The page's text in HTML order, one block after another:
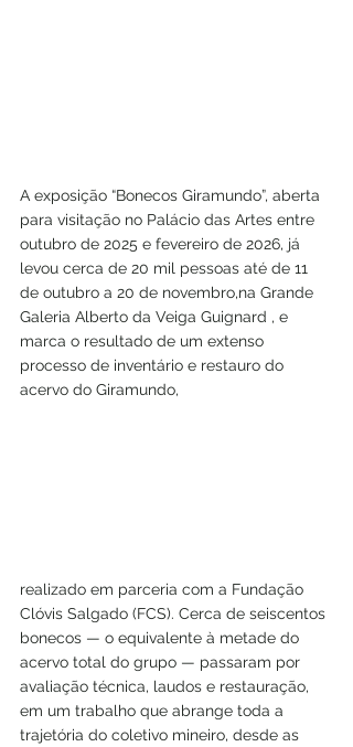
A exposição “Bonecos Giramundo”, aberta
para visitação no Palácio das Artes entre
outubro de 2025 e fevereiro de 2026, já
levou cerca de 20 mil pessoas até de 11
de outubro a 20 de novembro,na Grande
Galeria Alberto da Veiga Guignard , e
marca o resultado de um extenso
processo de inventário e restauro do
acervo do Giramundo,
realizado em parceria com a Fundação
Clóvis Salgado (FCS). Cerca de seiscentos
bonecos — o equivalente à metade do
acervo total do grupo — passaram por
avaliação técnica, laudos e restauração,
em um trabalho que abrange toda a
trajetória do coletivo mineiro, desde as